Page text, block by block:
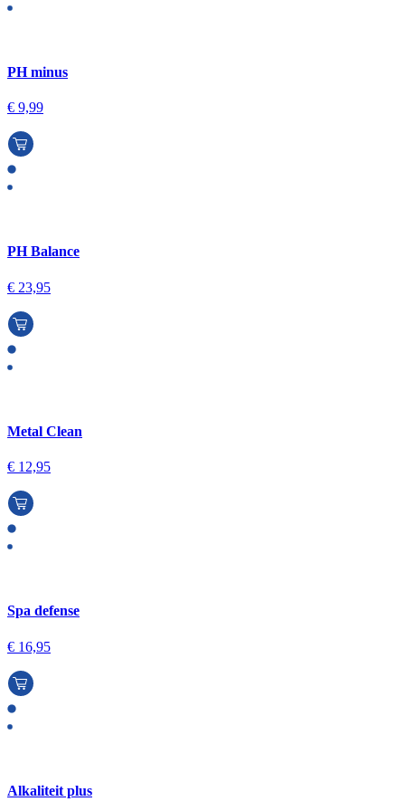
PH minus
€ 9,99
PH Balance
€ 23,95
Metal Clean
€ 12,95
Spa defense
€ 16,95
Alkaliteit plus